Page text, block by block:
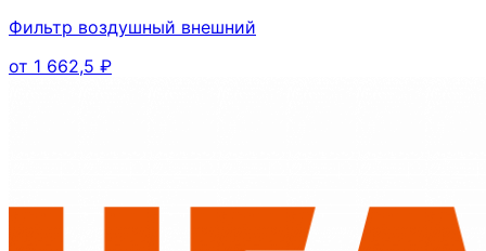
Фильтр воздушный внешний
от 1 662,5 ₽